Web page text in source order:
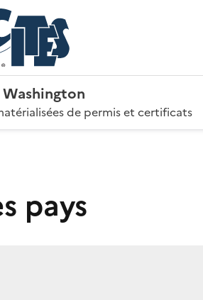
de permis et certificats
pays